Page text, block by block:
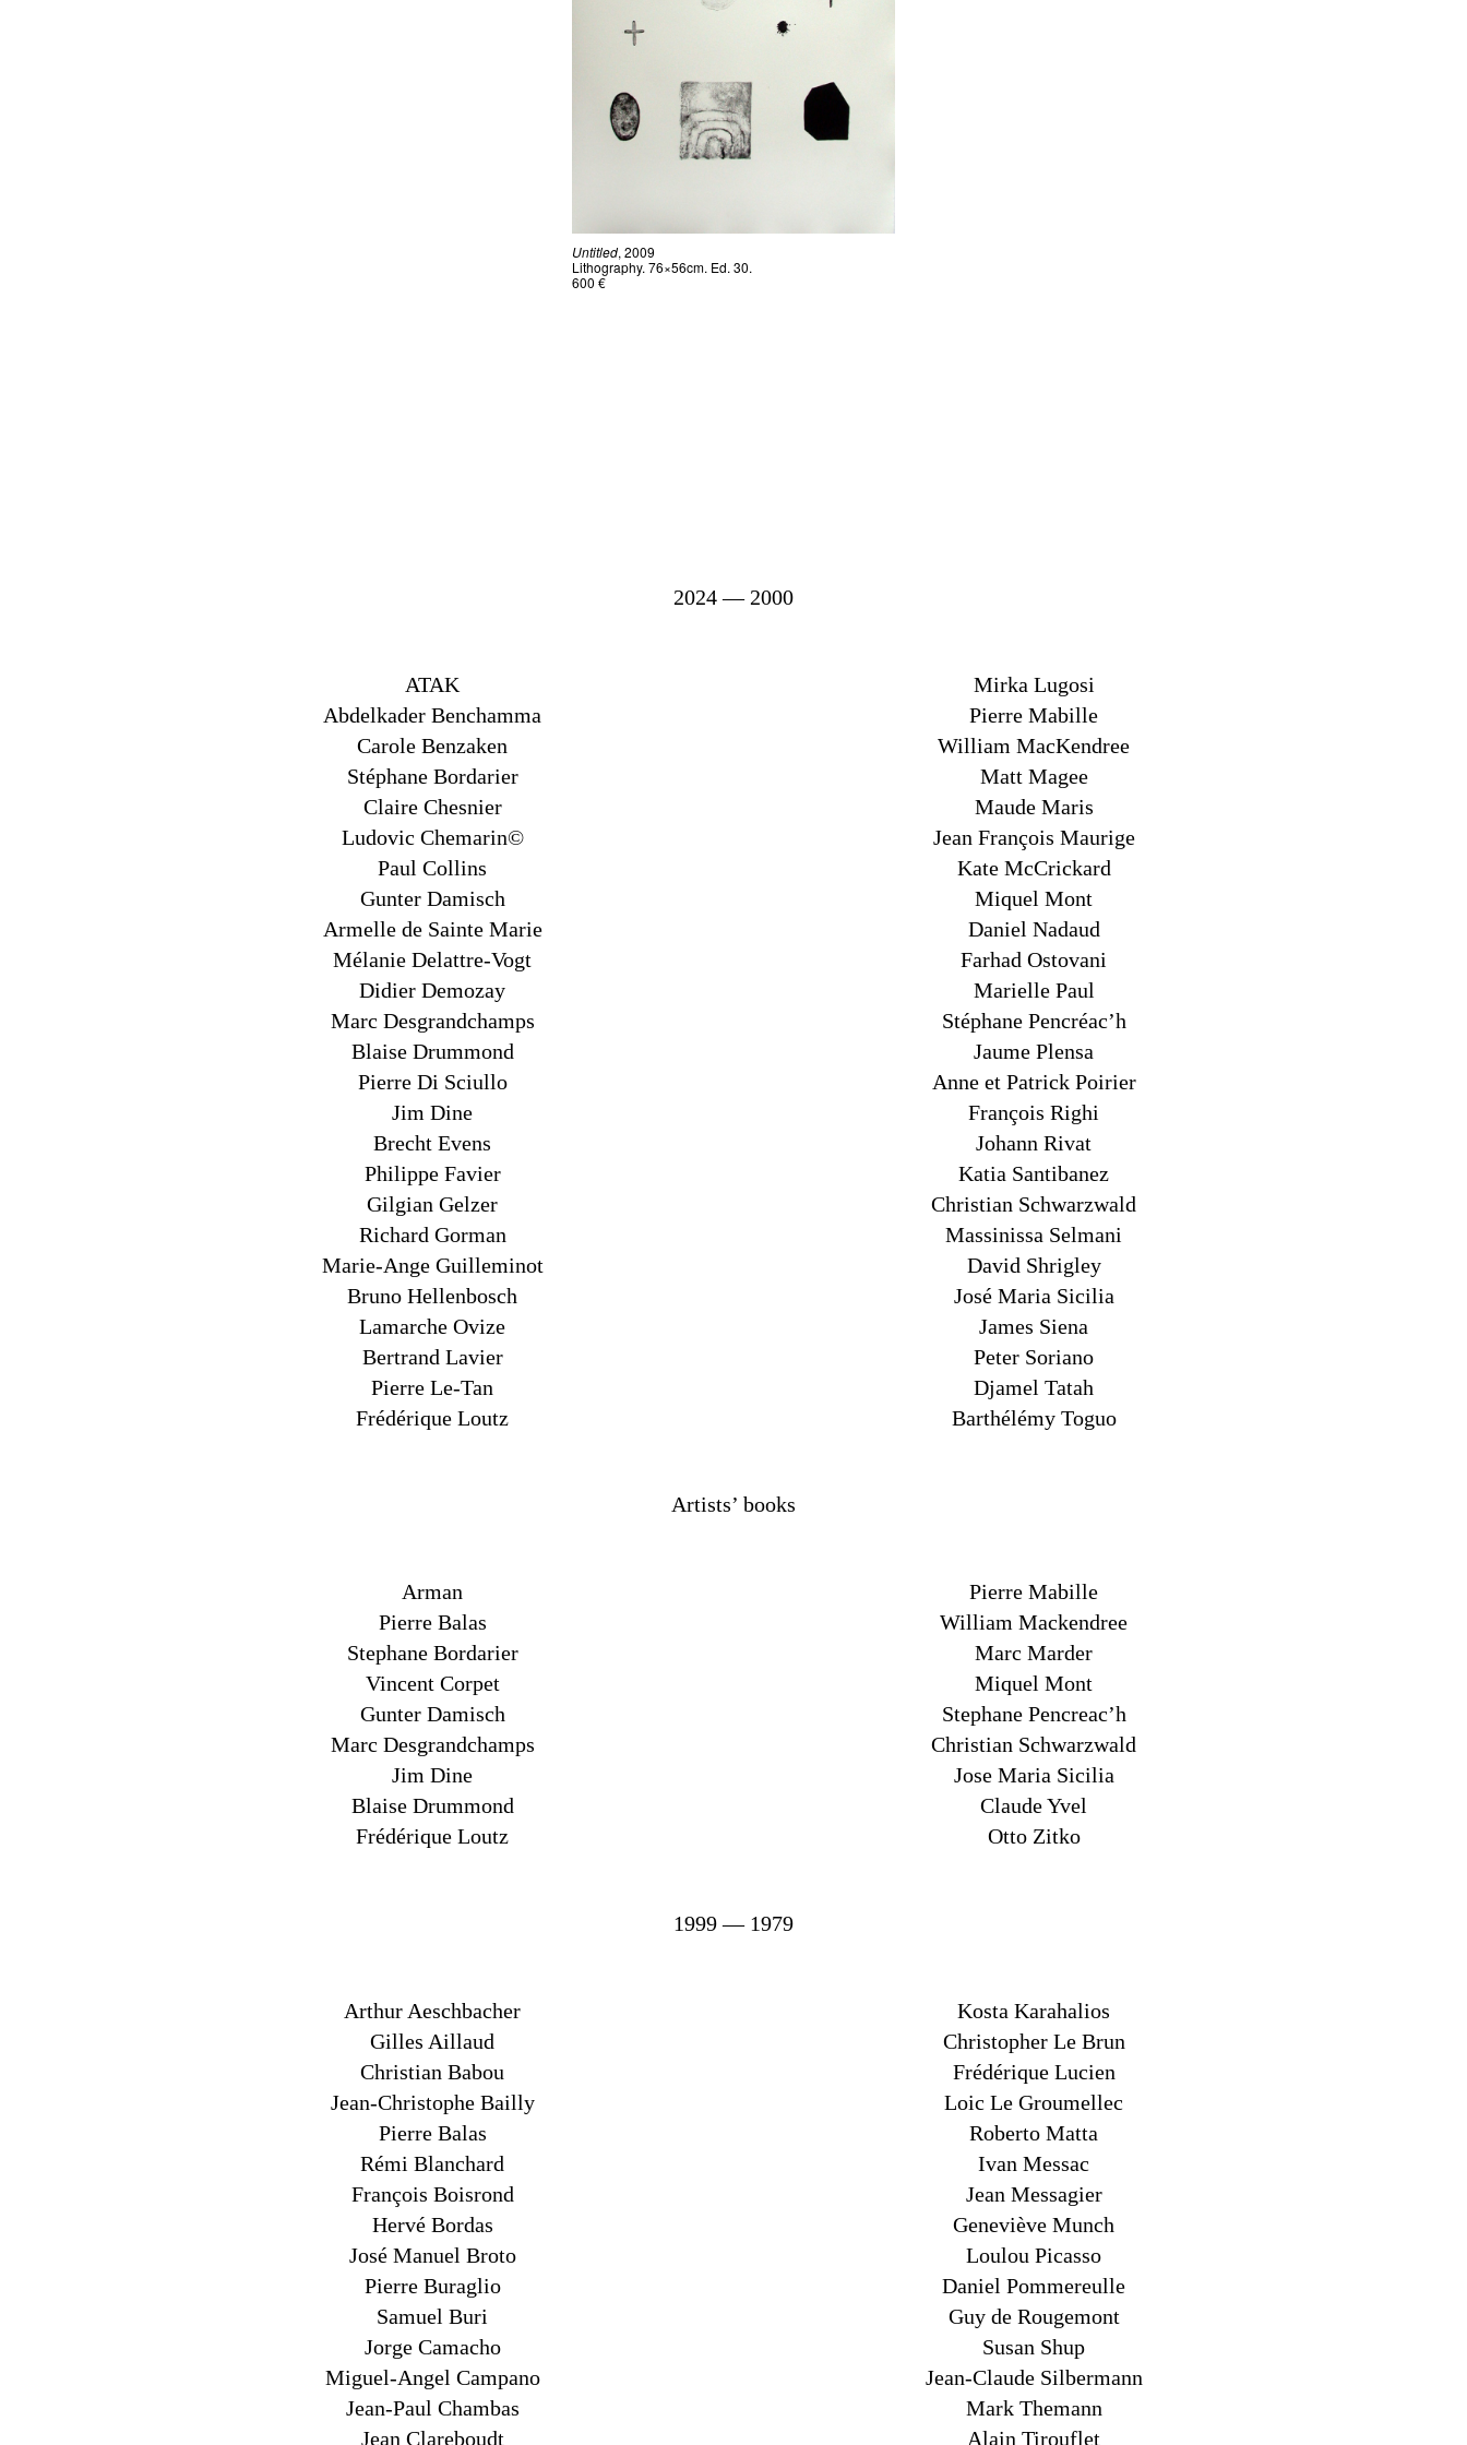
Untitled, 2009
Lithography. 76×56cm. Ed. 30.
600 €
2024 — 2000
ATAK
Abdelkader Benchamma
Carole Benzaken
Stéphane Bordarier
Claire Chesnier
Ludovic Chemarin©
Paul Collins
Gunter Damisch
Armelle de Sainte Marie
Mélanie Delattre-Vogt
Didier Demozay
Marc Desgrandchamps
Blaise Drummond
Pierre Di Sciullo
Jim Dine
Brecht Evens
Philippe Favier
Gilgian Gelzer
Richard Gorman
Marie-Ange Guilleminot
Bruno Hellenbosch
Lamarche Ovize
Bertrand Lavier
Pierre Le-Tan
Frédérique Loutz
Mirka Lugosi
Pierre Mabille
William MacKendree
Matt Magee
Maude Maris
Jean François Maurige
Kate McCrickard
Miquel Mont
Daniel Nadaud
Farhad Ostovani
Marielle Paul
Stéphane Pencréac’h
Jaume Plensa
Anne et Patrick Poirier
François Righi
Johann Rivat
Katia Santibanez
Christian Schwarzwald
Massinissa Selmani
David Shrigley
José Maria Sicilia
James Siena
Peter Soriano
Djamel Tatah
Barthélémy Toguo
Artists’ books
Arman
Pierre Balas
Stephane Bordarier
Vincent Corpet
Gunter Damisch
Marc Desgrandchamps
Jim Dine
Blaise Drummond
Frédérique Loutz
Pierre Mabille
William Mackendree
Marc Marder
Miquel Mont
Stephane Pencreac’h
Christian Schwarzwald
Jose Maria Sicilia
Claude Yvel
Otto Zitko
1999 — 1979
Arthur Aeschbacher
Gilles Aillaud
Christian Babou
Jean-Christophe Bailly
Pierre Balas
Rémi Blanchard
François Boisrond
Hervé Bordas
José Manuel Broto
Pierre Buraglio
Samuel Buri
Jorge Camacho
Miguel-Angel Campano
Jean-Paul Chambas
Jean Clareboudt
Kosta Karahalios
Christopher Le Brun
Frédérique Lucien
Loic Le Groumellec
Roberto Matta
Ivan Messac
Jean Messagier
Geneviève Munch
Loulou Picasso
Daniel Pommereulle
Guy de Rougemont
Susan Shup
Jean-Claude Silbermann
Mark Themann
Alain Tirouflet